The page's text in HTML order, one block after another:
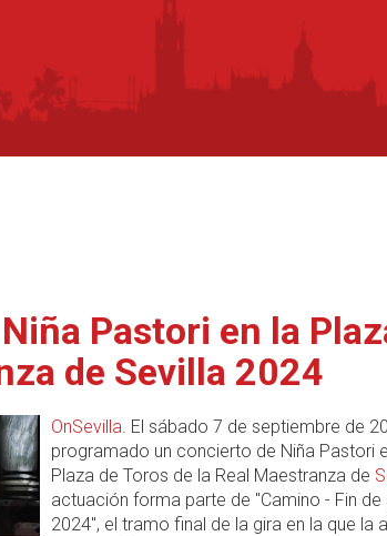
Pastori en la
de Sevilla 2024
OnSevilla. El sábado 7 de septiembre de
programado un concierto de Niña Pastori
Plaza de Toros de la Real Maestranza de
actuación forma parte de "Camino - Fin de
2024", el tramo final de la gira en la que la